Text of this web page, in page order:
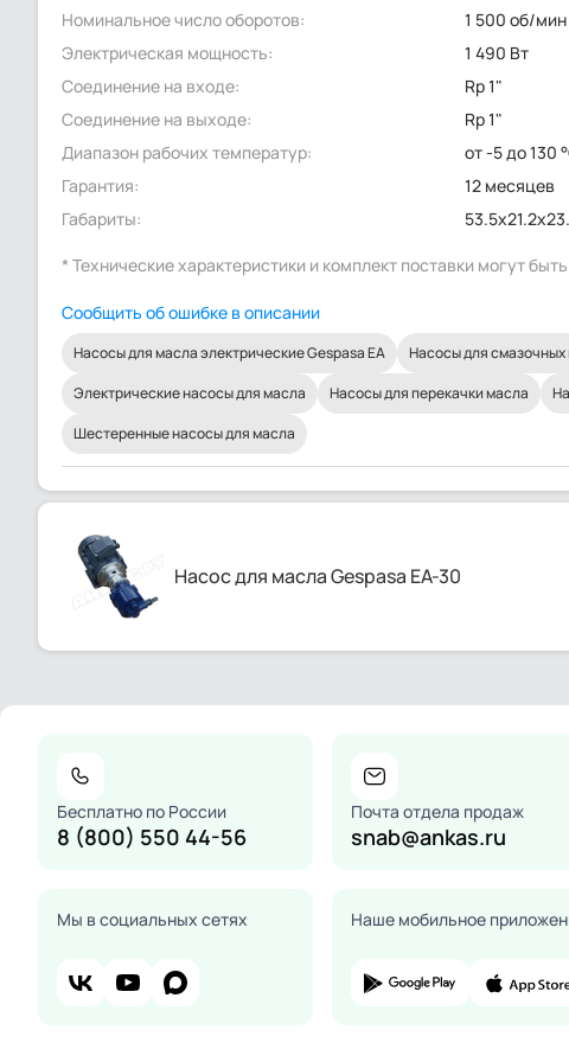
Номинальное число оборотов:
1 500 об/мин
Электрическая мощность:
1 490 Вт
Соединение на входе:
Rp 1"
Соединение на выходе:
Rp 1"
Диапазон рабочих температур:
от -5 до 130
Гарантия:
12 месяцев
Габариты:
* Технические характеристики и комплект поставки могут
Сообщить об ошибке в описании
Насосы для масла электрические Gespasa EA Насосы для смазочных
Электрические насосы для масла
Насосы для перекачки масла
Шестеренные насосы для масла
Насос для масла Gespasa EA-30
Бесплатно по России
8 (800) 550 44-56
Почта отдела продаж
snab@ankas.ru
Мы в социальных сетях Наше мобильное